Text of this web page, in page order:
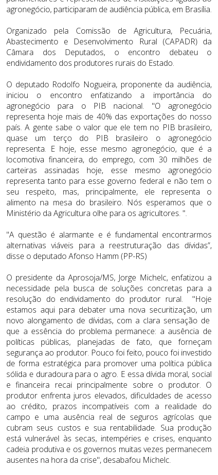
agronegócio, participaram de audiência pública, em Brasília.
Organizado pela Comissão de Agricultura, Pecuária,
Abastecimento e Desenvolvimento Rural (CAPADR) da
Câmara dos Deputados, o encontro debateu o
endividamento dos produtores rurais do Estado.
O deputado Rodolfo Nogueira, proponente da audiência,
iniciou o encontro enfatizando a importância do
agronegócio para o PIB nacional. "O agronegócio
representa hoje mais de 40% das exportações do nosso
país. A gente sabe o valor que ele tem no PIB brasileiro,
quase um terço do PIB brasileiro o agronegócio
representa. E hoje, esse mesmo agronegócio, que é a
locomotiva financeira, do emprego, com 30 milhões de
carteiras assinadas hoje, esse mesmo agronegócio
representa tanto para esse governo federal e não tem o
seu respeito, mas, principalmente, ele representa o
alimento na mesa do brasileiro. Nós esperamos que o
Ministério da Agricultura olhe para os agricultores. ".
"A questão é alarmante e é fundamental encontrarmos
alternativas viáveis para a reestruturação das dívidas”,
disse o deputado Afonso Hamm (PP-RS)
O presidente da Aprosoja/MS, Jorge Michelc, enfatizou a
necessidade pela busca de soluções concretas para a
resolução do endividamento do produtor rural. "Hoje
estamos aqui para debater uma nova securitização, um
novo alongamento de dívidas, com a clara sensação de
que a essência do problema permanece: a ausência de
políticas públicas, planejadas de fato, que forneçam
segurança ao produtor. Pouco foi feito, pouco foi investido
de forma estratégica para promover uma política pública
sólida e duradoura para o agro. E essa dívida moral, social
e financeira recai principalmente sobre o produtor. O
produtor enfrenta juros elevados, dificuldades de acesso
ao crédito, prazos incompatíveis com a realidade do
campo e uma ausência real de seguros agrícolas que
cubram seus custos e sua rentabilidade. Sua produção
está vulnerável às secas, intempéries e crises, enquanto
cadeia produtiva e os governos muitas vezes permanecem
ausentes na hora da crise", desabafou Michelc.